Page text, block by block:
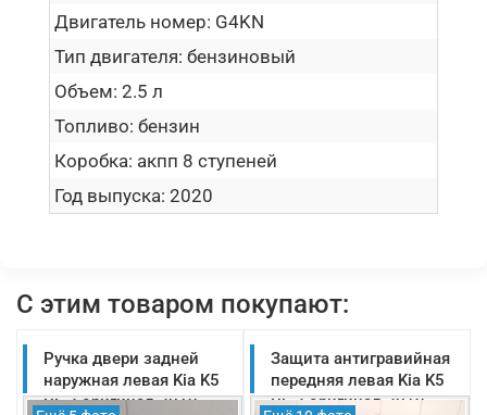
Двигатель номер: G4KN
Тип двигателя: бензиновый
Объем: 2.5 л
Топливо: бензин
Коробка: акпп 8 ступеней
Год выпуска: 2020
С этим товаром покупают:
Ручка двери задней
наружная левая Kia K5
DL 3 оригинал 2019-
Защита антигравийная
передняя левая Kia K5
DL 3 оригинал 2019-